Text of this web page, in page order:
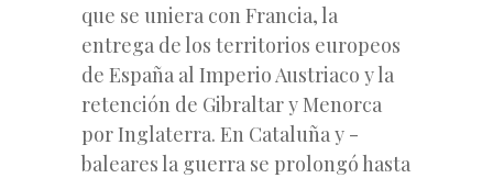
que se uniera con Francia, la
entrega de los territorios europeos
de España al Imperio Austriaco y la
retención de Gibraltar y Menorca
por Inglaterra. En Cataluña y -
baleares la guerra se prolongó hasta